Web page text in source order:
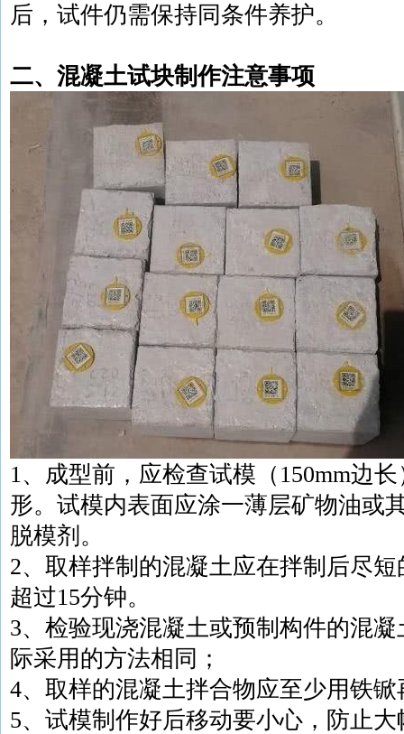
后，试件仍需保持同条件养护。
二、混凝土试块制作注意事项
1、成型前，应检查试模（150mm边
形。试模内表面应涂一薄层矿物油或
脱模剂。
2、取样拌制的混凝土应在拌制后尽
超过15分钟。
3、检验现浇混凝土或预制构件的混
际采用的方法相同；
4、取样的混凝土拌合物应至少用铁
5、试模制作好后移动要小心，防止